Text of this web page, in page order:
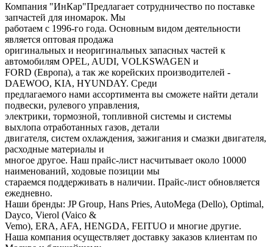
Компания "ИнКар"Предлагает сотрудничество по поставке
запчастей для иномарок. Мы
работаем с 1996-го года. Основным видом деятельности
является оптовая продажа
оригинальных и неоригинальных запасных частей к
автомобилям OPEL, AUDI, VOLKSWAGEN и
FORD (Европа), а так же корейских производителей -
DAEWOO, KIA, HYUNDAY. Среди
предлагаемого нами ассортимента вы сможете найти детали
подвески, рулевого управления,
электрики, тормозной, топливной системы и системы
выхлопа отработанных газов, детали
двигателя, систем охлаждения, зажигания и смазки двигателя,
расходные материалы и
многое другое. Наш прайс-лист насчитывает около 10000
наименований, ходовые позиции мы
стараемся поддерживать в наличии. Прайс-лист обновляется
ежедневно.
Наши бренды: JP Group, Hans Pries, AutoMega (Dello), Optimal,
Dayco, Vierol (Vaico &
Vemo), ERA, AFA, HENGDA, FEITUO и многие другие.
Наша компания осуществляет доставку заказов клиентам по